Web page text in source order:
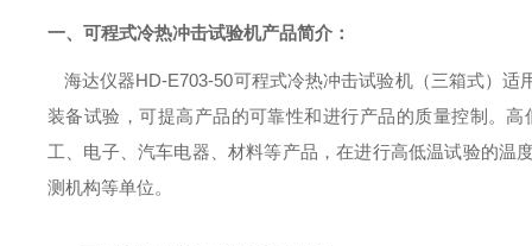
一、可程式冷热冲击试验机产品简介：
海达仪器HD-E703-50可程式冷热冲击试验机（三箱式）
装备试验，可提高产品的可靠性和进行产品的质量控制。
工、电子、汽车电器、材料等产品，在进行高低温试验的
测机构等单位。